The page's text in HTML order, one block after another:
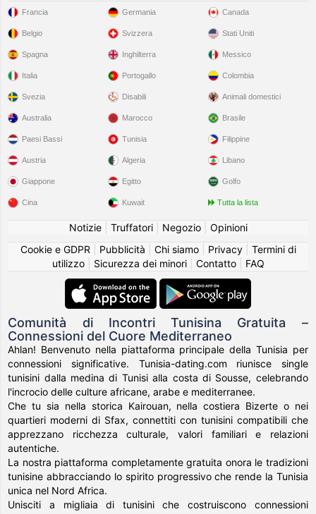
Francia
Belgio
Spagna
Italia
Svezia
Germania
Svizzera
Inghilterra
Portogallo
Disabili
Canada
Stati Uniti
Messico
Colombia
Animali domestici
Australia
Paesi Bassi
Austria
Giappone
Cina
Marocco
Tunisia
Algeria
Egitto
Kuwait
Brasile
Filippine
Libano
Golfo
Tutta la lista
Notizie| Truffatori| Negozio| Opinioni
Cookie e GDPR
Pubblicità Chi siamo| Privacy| Termini di
utilizzo| Sicurezza dei minori| Contatto| FAQ
Comunità di Incontri Tunisina Gratuita –
Connessioni del Cuore Mediterraneo
Ahlan! Benvenuto nella piattaforma principale della Tunisia per
connessioni significative. Tunisia-dating.com riunisce single
tunisini dalla medina di Tunisi alla costa di Sousse, celebrando
l'incrocio delle culture africane, arabe e mediterranee.
Che tu sia nella storica Kairouan, nella costiera Bizerte o nei
quartieri moderni di Sfax, connettiti con tunisini compatibili che
apprezzano ricchezza culturale, valori familiari e relazioni
autentiche.
La nostra piattaforma completamente gratuita onora le tradizioni
tunisine abbracciando lo spirito progressivo che rende la Tunisia
unica nel Nord Africa.
Unisciti a migliaia di tunisini che costruiscono connessioni